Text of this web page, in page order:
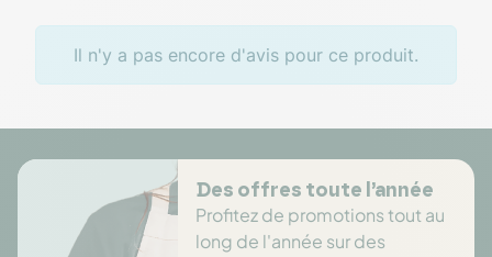
Il n'y a pas encore d'avis pour ce produit.
Des offres toute l’année
Profitez de promotions tout au
long de l'année sur des